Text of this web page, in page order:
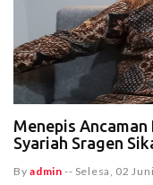
Menepis
Syariah Sragen
Byadmin -- Selesa, 02